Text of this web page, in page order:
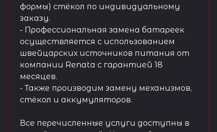
формы) стёкол по индивидуальному
заказу.
- Профессиональная замена батареек
осуществляется с использованием
швейцарских источников питания от
компании Renata с гарантией 18
месяцев.
- Также производим замену механизмов,
стёкол и аккумуляторов.
Все перечисленные услуги доступны в